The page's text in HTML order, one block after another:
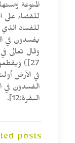
المنوعة
للقضاء على
للفساد الذي
وقال تعالى
27])
في الأرض
الفسدون في
البقرة:12].
posts